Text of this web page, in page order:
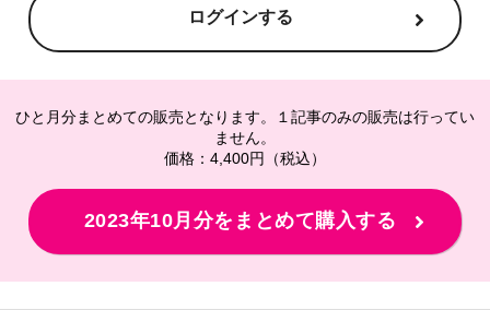
ログインする
ひと月分まとめての販売となります。１記事のみの販売は行ってい
ません。
価格：4,400円（税込）
2023年10月分をまとめて購入する